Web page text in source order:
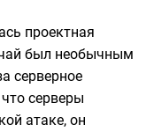
проектная
был необычным
серверное
серверы
атаке, он